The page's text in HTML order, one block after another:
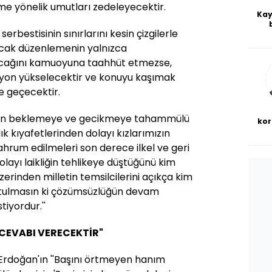
yönelik umutları zedeleyecektir.
sınırlarını kesin çizgilerle
düzenlemenin yalnızca
kamuoyuna taahhüt etmezse,
yükselecektir ve konuyu kaşımak
geçecektir.
beklemeye ve gecikmeye tahammülü
kıyafetlerinden dolayı kızlarımızın
edilmeleri son derece ilkel ve geri
laikliğin tehlikeye düştüğünü kim
milletin temsilcilerini açıkça kim
ki çözümsüzlüğün devam
VERECEKTİR"
''Başını örtmeyen hanım